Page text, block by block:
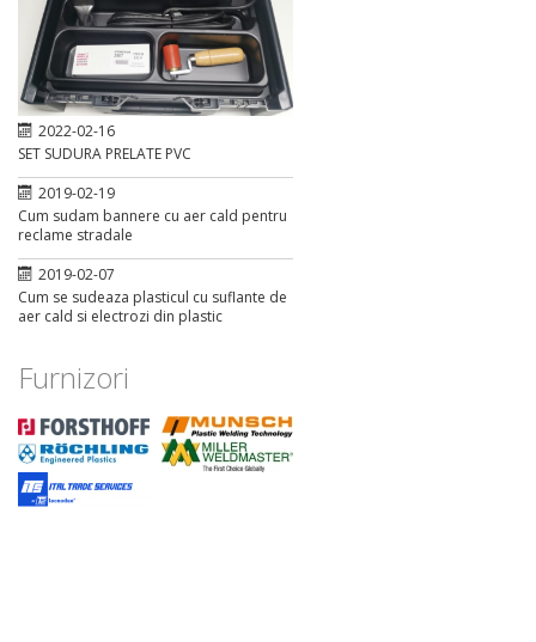
2022-02-16
SET SUDURA PRELATE PVC
2019-02-19
Cum sudam bannere cu aer cald pentru
reclame stradale
2019-02-07
Cum se sudeaza plasticul cu suflante de
aer cald si electrozi din plastic
Furnizori